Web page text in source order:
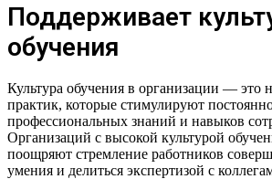
Поддерживает
обучения
Культура обучения в организации — это
практик, которые стимулируют
профессиональных знаний и навыков
Организаций с высокой культурой
поощряют стремление работников
умения и делиться экспертизой с